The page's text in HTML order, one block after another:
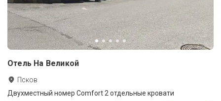
Отель На Великой
Псков
Двухместный номер Comfort 2 отдельные кровати